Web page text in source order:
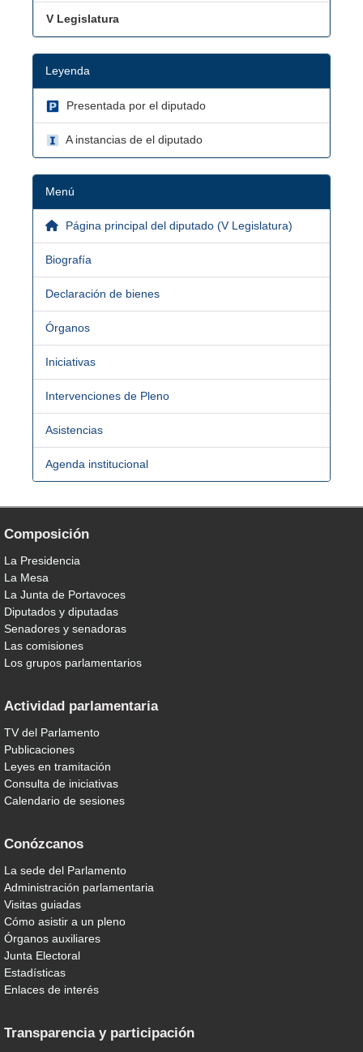
V Legislatura
Leyenda
Presentada por el diputado
A instancias de el diputado
Menú
Página principal del diputado (V Legislatura)
Biografía
Declaración de bienes
Órganos
Iniciativas
Intervenciones de Pleno
Asistencias
Agenda institucional
Composición
La Presidencia
La Mesa
La Junta de Portavoces
Diputados y diputadas
Senadores y senadoras
Las comisiones
Los grupos parlamentarios
Actividad parlamentaria
TV del Parlamento
Publicaciones
Leyes en tramitación
Consulta de iniciativas
Calendario de sesiones
Conózcanos
La sede del Parlamento
Administración parlamentaria
Visitas guiadas
Cómo asistir a un pleno
Órganos auxiliares
Junta Electoral
Estadísticas
Enlaces de interés
Transparencia y participación